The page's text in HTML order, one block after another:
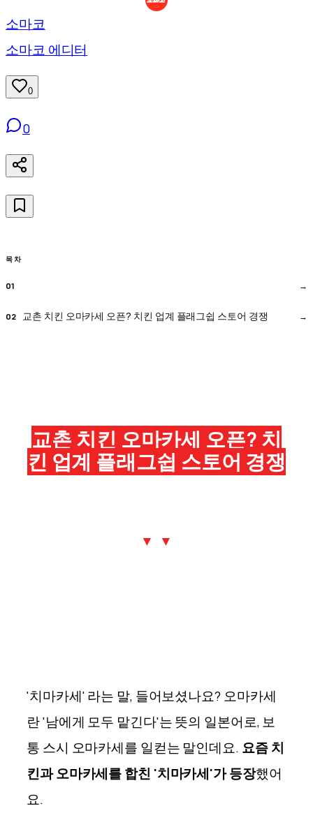
소마코
소마코 에디터
0
0
목차
교촌 치킨 오마카세 오픈? 치킨 업계 플래그쉽 스토어 경쟁
교촌 치킨 오마카세 오픈? 치
킨 업계 플래그쉽 스토어 경쟁
▼ ▼
'치마카세' 라는 말, 들어보셨나요? 오마카세
란 '남에게 모두 맡긴다'는 뜻의 일본어로, 보
통 스시 오마카세를 일컫는 말인데요. 요즘 치
킨과 오마카세를 합친 '치마카세'가 등장했어
요.